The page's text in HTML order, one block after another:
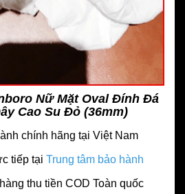
Nữ Mặt Oval Đính Đá
Cao Su Đỏ (36mm)
chính hãng tại Việt Nam
tiếp tại Trung tâm bảo hành
thu tiền COD Toàn quốc